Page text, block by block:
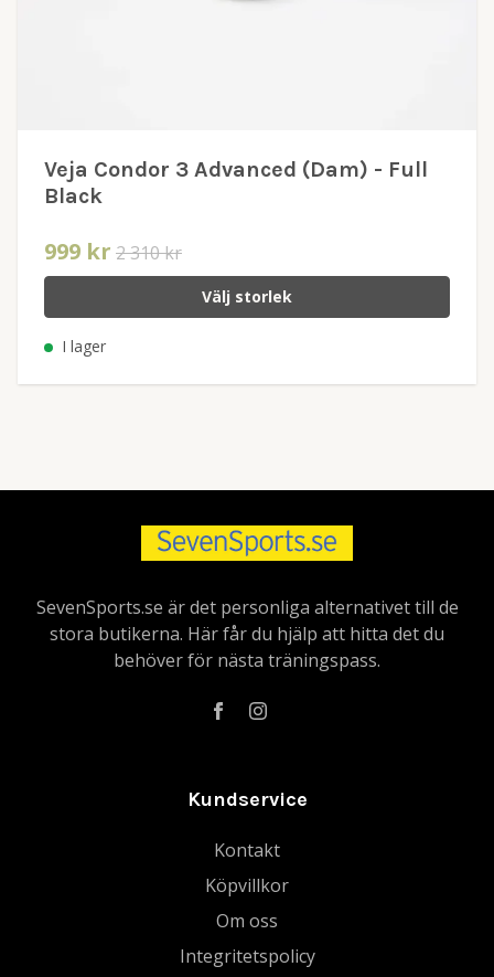
Veja Condor 3 Advanced (Dam) - Full
Black
999 kr 2 310 kr
Välj storlek
I lager
SevenSports.se är det personliga alternativet till de
stora butikerna. Här får du hjälp att hitta det du
behöver för nästa träningspass.
Kundservice
Kontakt
Köpvillkor
Om oss
Integritetspolicy